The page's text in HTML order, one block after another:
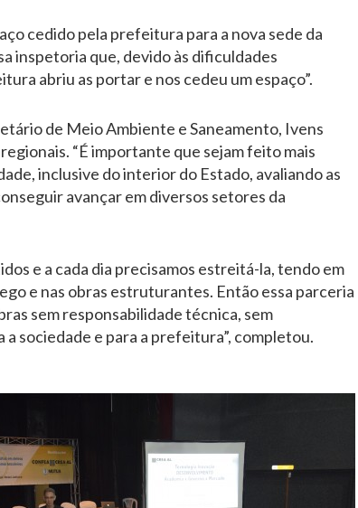
cedido pela prefeitura para a nova sede da
inspetoria que, devido às dificuldades
abriu as portar e nos cedeu um espaço”.
de Meio Ambiente e Saneamento, Ivens
“É importante que sejam feito mais
inclusive do interior do Estado, avaliando as
avançar em diversos setores da
e a cada dia precisamos estreitá-la, tendo em
e nas obras estruturantes. Então essa parceria
sem responsabilidade técnica, sem
sociedade e para a prefeitura”, completou.